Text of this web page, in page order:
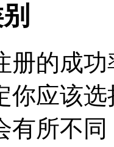
册的成
你应该
有所不